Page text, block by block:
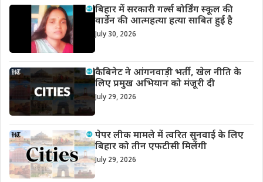
बिहार में सरकारी गर्ल्स बोर्डिंग स्कूल की
वार्डेन की आत्महत्या हत्या साबित हुई है
July 30, 2026
कैबिनेट ने आंगनवाड़ी भर्ती, खेल नीति के
लिए प्रमुख अभियान को मंजूरी दी
July 29, 2026
पेपर लीक मामले में त्वरित सुनवाई के लिए
बिहार को तीन एफटीसी मिलेंगी
July 29, 2026